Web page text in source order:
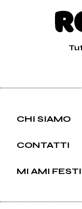
CHI SIAMO
CONTATTI
MI AMI